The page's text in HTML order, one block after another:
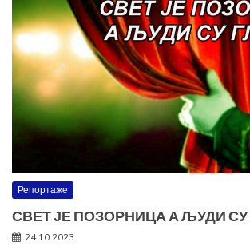
Репортаже
СВЕТ ЈЕ ПОЗОРНИЦА А ЉУДИ
24.10.2023.